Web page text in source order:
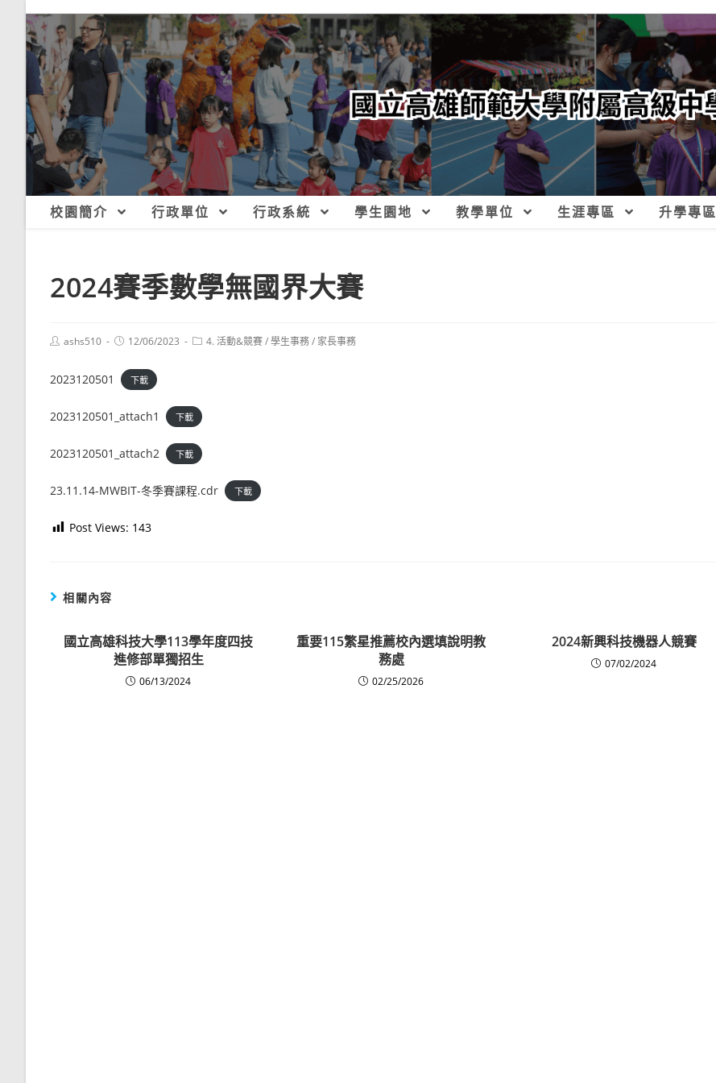
校園簡介 行政單位 行政系統 學生園地 教學單位 生涯專區 升學專區
2024賽季數學無國界大賽
Postashs510
Post12/06/2023
Post4. 活動&競賽/學生事務/ 家長事務
2023120501 下載
2023120501_attach1 下載
2023120501_attach2 下載
23.11.14-MWBIT-冬季賽課程.cdr 下載
Post Views: 143
相關內容
國立高雄科技大學113學年度四技
進修部單獨招生
06/13/2024
重要115繁星推薦校內選填說明教
務處
02/25/2026
2024新興科技機器人競賽
07/02/2024